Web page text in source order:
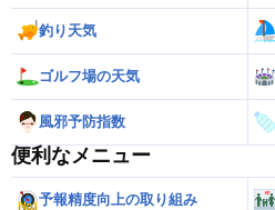
釣り天気
ゴルフ場の天気
風邪予防指数
便利なメニュー
予報精度向上の取り組み